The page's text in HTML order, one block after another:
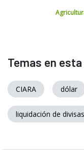
Temas en
CIARA dólar
liquidación de divisas